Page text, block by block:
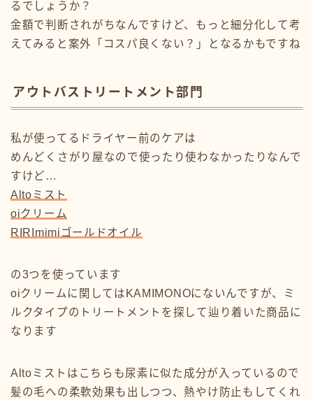
るでしょうか？
金額で判断されがちなんですけど、もっと細分化して考
えてみると案外「コスパ良くない？」となるかもですね
アウトバストリートメント部門
私が使ってるドライヤー前のケアは
めんどくさがり屋なので使ったり使わなかったりなんで
すけど…
Altoミスト
oiクリーム
RIRImimiゴールドオイル
の3つを使っています
oiクリームに関してはKAMIMONOにないんですが、ミ
ルクタイプのトリートメントを探して辿り着いた商品に
なります
Altoミストはこちらも尿素に似た成分が入っているので
髪の毛への柔軟効果も出しつつ、熱やけ防止もしてくれ